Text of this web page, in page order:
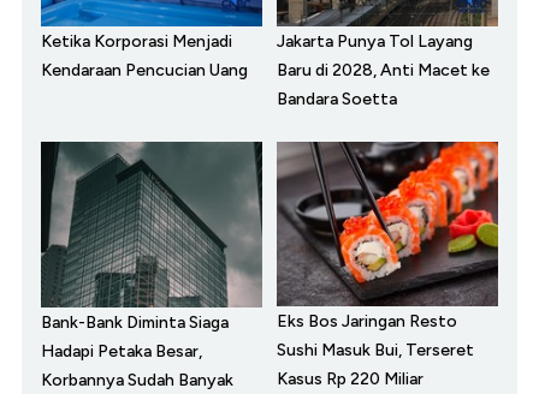
Ketika Korporasi Menjadi
Kendaraan Pencucian Uang
Jakarta Punya Tol Layang
Baru di 2028, Anti Macet ke
Bandara Soetta
Bank-Bank Diminta Siaga
Hadapi Petaka Besar,
Korbannya Sudah Banyak
Eks Bos Jaringan Resto
Sushi Masuk Bui, Terseret
Kasus Rp 220 Miliar